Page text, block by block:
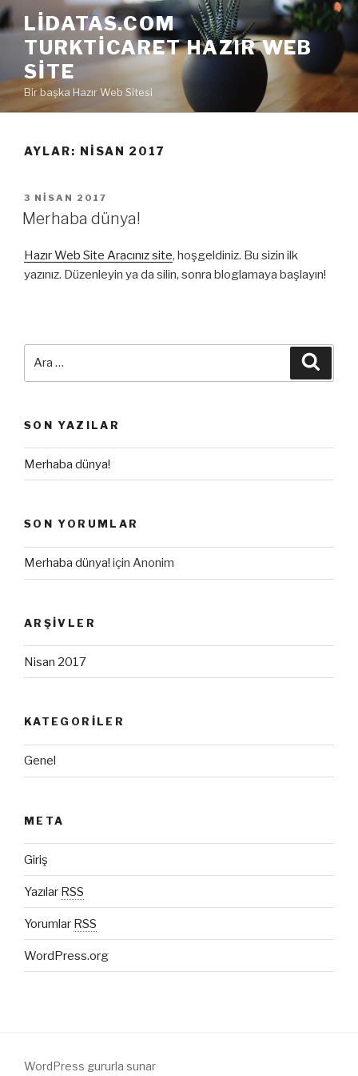
İçeriğe
geç LIDATAS.COM
TURKTICARET HAZIR WEB
SITE
Bir başka Hazır Web Sitesi
AYLAR: NISAN 2017
YAYIM
TARIHI
3 NISAN 2017
Merhaba dünya!
Hazır Web Site Aracınız site, hoşgeldiniz. Bu sizin ilk
yazınız. Düzenleyin ya da silin, sonra bloglamaya başlayın!
SON YAZILAR
Merhaba dünya!
SON YORUMLAR
Merhaba dünya! için Anonim
ARŞIVLER
Nisan 2017
KATEGORILER
Genel
META
Giriş
Yazılar RSS
Yorumlar RSS
WordPress.org
WordPress gururla sunar